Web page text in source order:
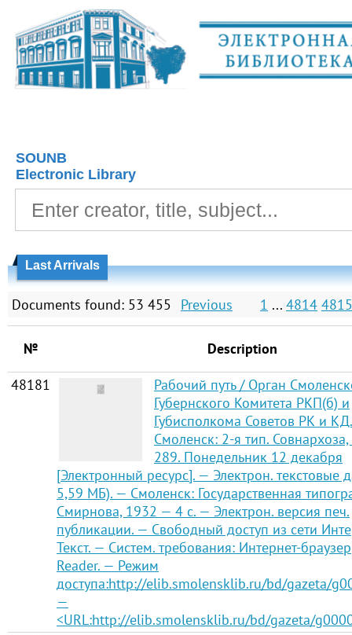
SOUNB
Electronic Library
Last Arrivals
Documents found: 53 455 Previous 1 ... 4814 4815
№
Description
48181
Рабочий путь / Орган
Губернского Комитета РКП(б) и
Губисполкома Советов РК и
Смоленск: 2-я тип.
289. Понедельник 12 декабря
[Электронный ресурс]. — Электрон. текстовые
5,59 МБ). — Смоленск: Государственная
Смирнова, 1932 — 4 с. — Электрон. версия печ.
публикации. — Свободный доступ из сети
Текст. — Систем. требования: Интернет-
Reader. — Режим
доступа:http://elib.smolensklib.ru/bd/gazeta/
—
<URL:http://elib.smolensklib.ru/bd/gazeta/